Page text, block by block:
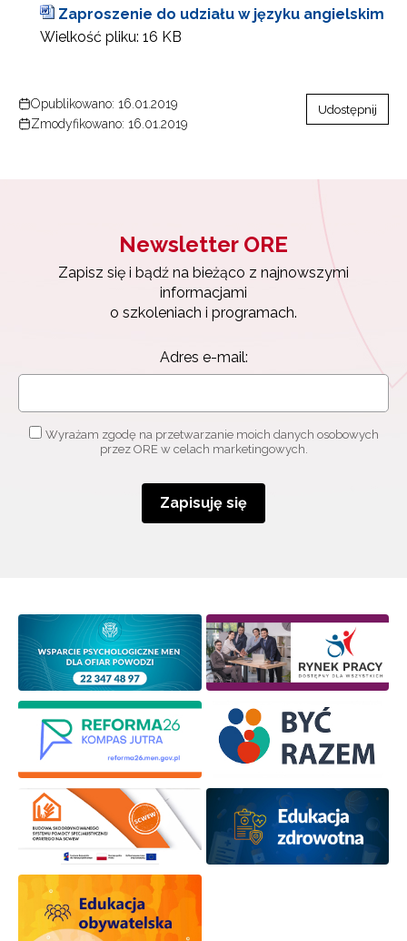
Zaproszenie do udziału w języku angielskim
Wielkość pliku: 16 KB
Opublikowano: 16.01.2019
Zmodyfikowano: 16.01.2019
Udostępnij
Newsletter ORE
Zapisz się i bądź na bieżąco z najnowszymi
informacjami
o szkoleniach i programach.
Adres e-mail:
Wyrażam zgodę na przetwarzanie moich danych osobowych
przez ORE w celach marketingowych.
Zapisuję się